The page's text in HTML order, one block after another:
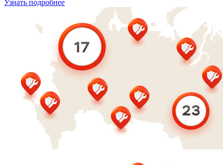
Узнать подробнее